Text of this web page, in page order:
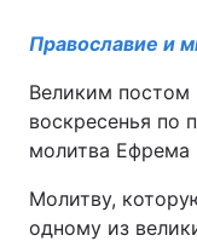
Православие и
Великим
воскресенья по
молитва Ефрема
Молитву,
одному из